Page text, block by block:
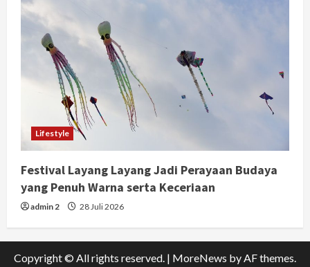
Lifestyle
Festival Layang Layang Jadi Perayaan Budaya
yang Penuh Warna serta Keceriaan
admin 2 28 Juli 2026
Copyright © All rights reserved. | MoreNews by AF themes.